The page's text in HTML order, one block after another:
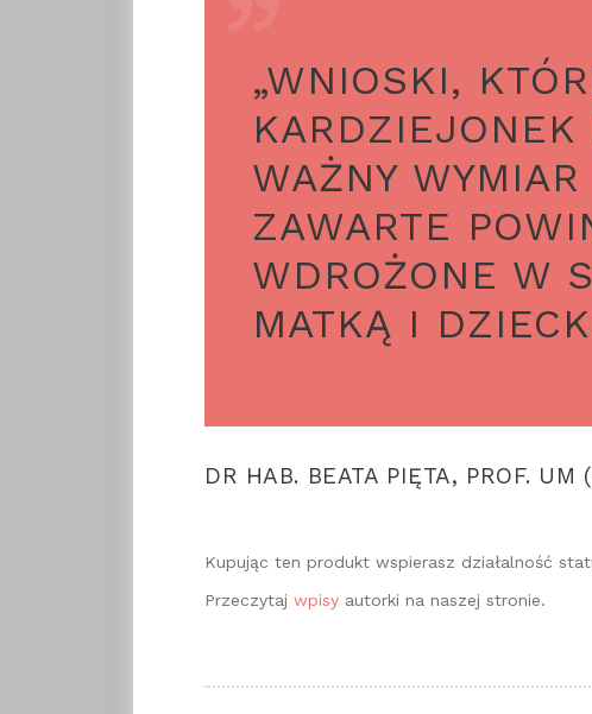
„WNIOSKI,
WAŻNY
ZAWARTE
WDROŻONE W
MATKĄ I
DR HAB. BEATA PIĘTA, PROF. UM
Kupując ten produkt wspierasz działalność
Przeczytaj wpisy autorki na naszej stronie.